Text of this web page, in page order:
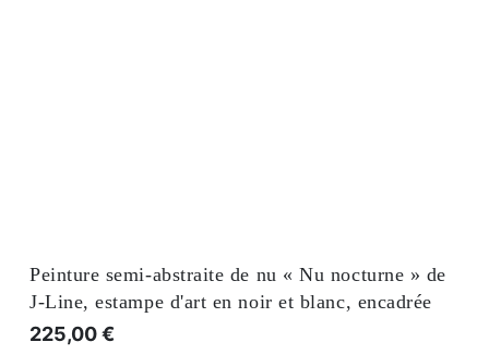
Peinture semi-abstraite de nu « Nu nocturne » de
J-Line, estampe d'art en noir et blanc, encadrée
225,00€